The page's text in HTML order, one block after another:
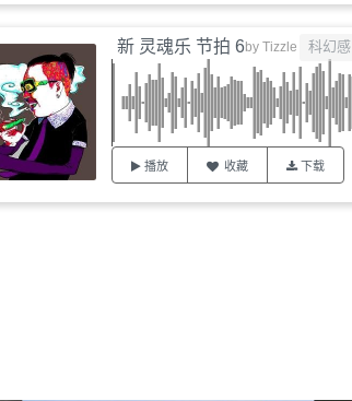
新 灵魂乐 节拍 6by Tizzle 科幻感
播放 收藏 下载